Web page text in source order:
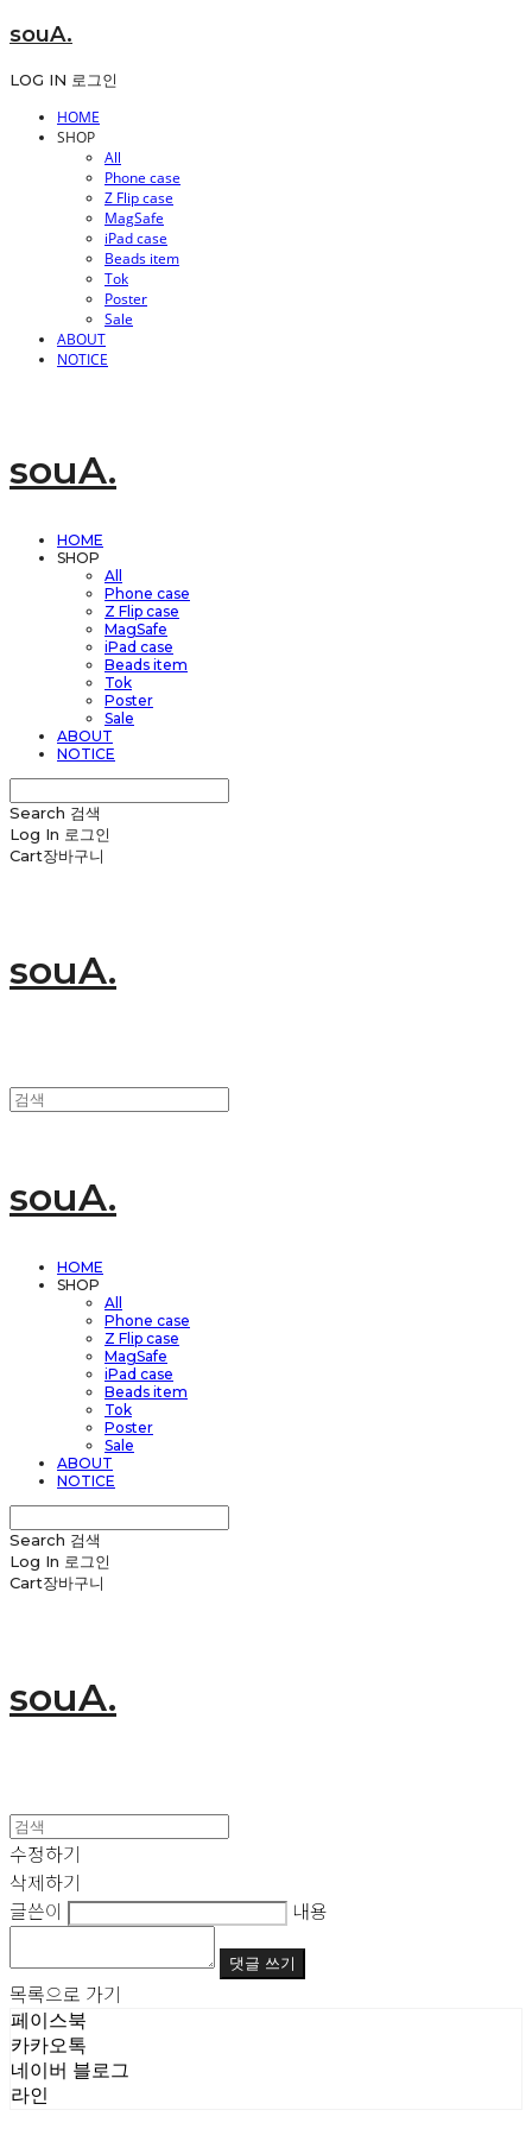
souA.
LOG IN 로그인
HOME
SHOP
All
Phone case
Z Flip case
MagSafe
iPad case
Beads item
Tok
Poster
Sale
ABOUT
NOTICE
souA.
HOME
SHOP
All
Phone case
Z Flip case
MagSafe
iPad case
Beads item
Tok
Poster
Sale
ABOUT
NOTICE
Search 검색
Log In 로그인
Cart장바구니
souA.
souA.
HOME
SHOP
All
Phone case
Z Flip case
MagSafe
iPad case
Beads item
Tok
Poster
Sale
ABOUT
NOTICE
Search 검색
Log In 로그인
Cart장바구니
souA.
수정하기
삭제하기
글쓴이
내용
댓글 쓰기
목록으로 가기
페이스북
카카오톡
네이버 블로그
라인